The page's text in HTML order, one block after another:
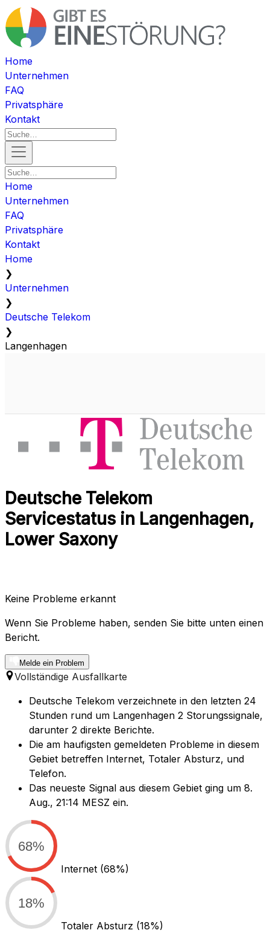
Home
Unternehmen
FAQ
Privatsphäre
Kontakt
Home
Unternehmen
FAQ
Privatsphäre
Kontakt
Home
❯
Unternehmen
❯
Deutsche Telekom
❯
Langenhagen
Deutsche Telekom
Servicestatus in Langenhagen,
Lower Saxony
Keine Probleme erkannt
Wenn Sie Probleme haben, senden Sie bitte unten einen
Bericht.
Melde ein Problem
Vollständige Ausfallkarte
Deutsche Telekom verzeichnete in den letzten 24
Stunden rund um Langenhagen 2 Storungssignale,
darunter 2 direkte Berichte.
Die am haufigsten gemeldeten Probleme in diesem
Gebiet betreffen Internet, Totaler Absturz, und
Telefon.
Das neueste Signal aus diesem Gebiet ging um 8.
Aug., 21:14 MESZ ein.
68%
Internet (68%)
18%
Totaler Absturz (18%)